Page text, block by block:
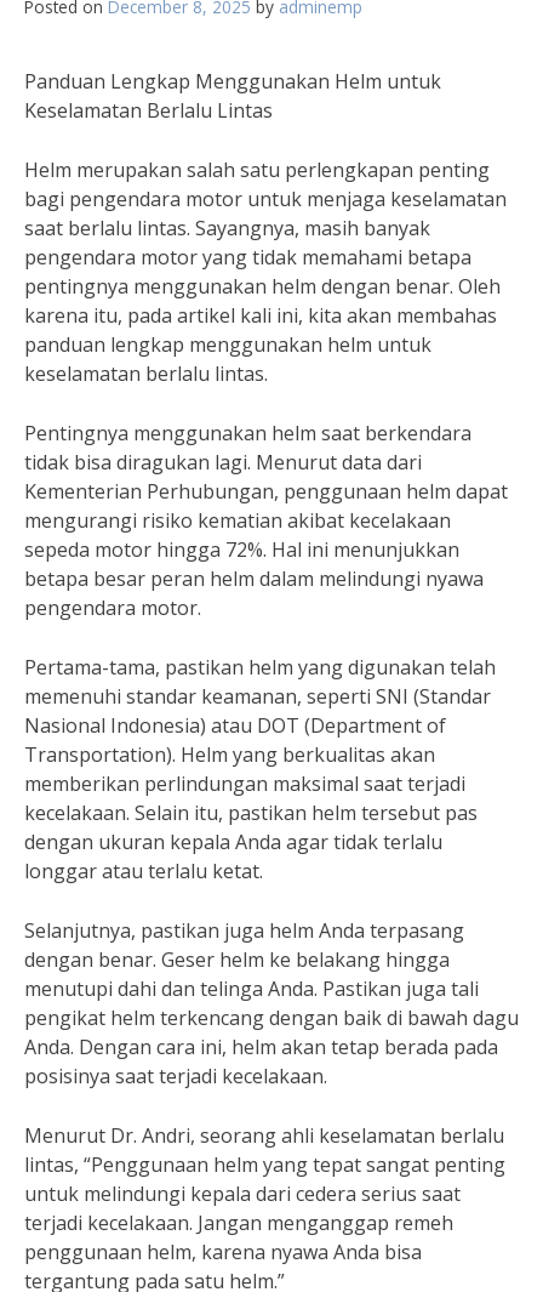
Posted on December 8, 2025 by adminemp
Panduan Lengkap Menggunakan Helm untuk
Keselamatan Berlalu Lintas
Helm merupakan salah satu perlengkapan penting
bagi pengendara motor untuk menjaga keselamatan
saat berlalu lintas. Sayangnya, masih banyak
pengendara motor yang tidak memahami betapa
pentingnya menggunakan helm dengan benar. Oleh
karena itu, pada artikel kali ini, kita akan membahas
panduan lengkap menggunakan helm untuk
keselamatan berlalu lintas.
Pentingnya menggunakan helm saat berkendara
tidak bisa diragukan lagi. Menurut data dari
Kementerian Perhubungan, penggunaan helm dapat
mengurangi risiko kematian akibat kecelakaan
sepeda motor hingga 72%. Hal ini menunjukkan
betapa besar peran helm dalam melindungi nyawa
pengendara motor.
Pertama-tama, pastikan helm yang digunakan telah
memenuhi standar keamanan, seperti SNI (Standar
Nasional Indonesia) atau DOT (Department of
Transportation). Helm yang berkualitas akan
memberikan perlindungan maksimal saat terjadi
kecelakaan. Selain itu, pastikan helm tersebut pas
dengan ukuran kepala Anda agar tidak terlalu
longgar atau terlalu ketat.
Selanjutnya, pastikan juga helm Anda terpasang
dengan benar. Geser helm ke belakang hingga
menutupi dahi dan telinga Anda. Pastikan juga tali
pengikat helm terkencang dengan baik di bawah dagu
Anda. Dengan cara ini, helm akan tetap berada pada
posisinya saat terjadi kecelakaan.
Menurut Dr. Andri, seorang ahli keselamatan berlalu
lintas, “Penggunaan helm yang tepat sangat penting
untuk melindungi kepala dari cedera serius saat
terjadi kecelakaan. Jangan menganggap remeh
penggunaan helm, karena nyawa Anda bisa
tergantung pada satu helm.”